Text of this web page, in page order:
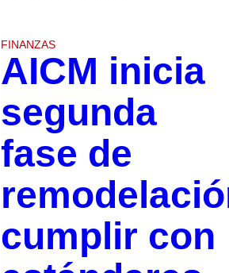
FINANZAS
AICM inicia
segunda
fase de
cumplir con